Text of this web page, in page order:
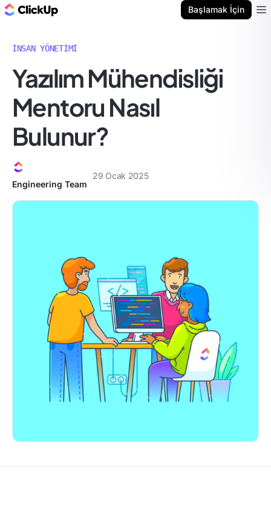
Başlamak İçin
İNSAN YÖNETIMI
Yazılım Mühendisliği
Mentoru Nasıl
Bulunur?
Engineering Team
29 Ocak 2025